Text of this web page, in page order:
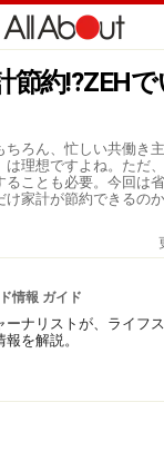
節約!?ZEH
ちろん、忙しい共働き
は理想ですよね。ただ
ことも必要。今回は
家計が節約できるの
情報 ガイド
ーナリストが、ライフ
を解説。